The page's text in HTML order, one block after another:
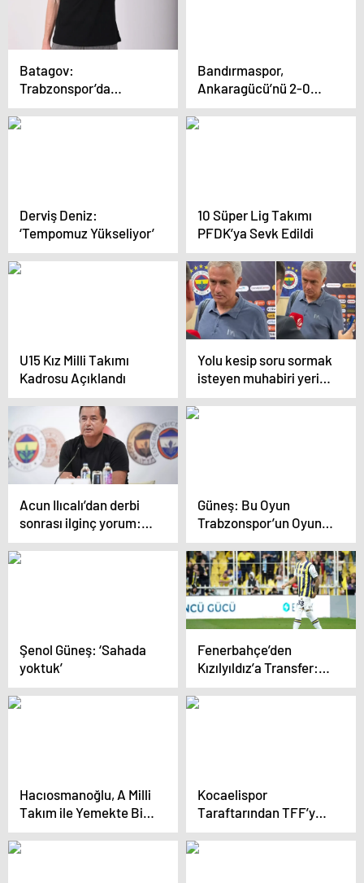
Batagov:
Trabzonspor’da
Şampiyonluk İstiyoruz
Bandırmaspor,
Ankaragücü’nü 2-0
Mağlup Etti
Derviş Deniz:
‘Tempomuz Yükseliyor’
10 Süper Lig Takımı
PFDK’ya Sevk Edildi
U15 Kız Milli Takımı
Kadrosu Açıklandı
Yolu kesip soru sormak
isteyen muhabiri yerin
dibine soktu: Sen
kimsin?
Acun Ilıcalı’dan derbi
sonrası ilginç yorum:
Osimhen çok mu iyi
oynadı?
Güneş: Bu Oyun
Trabzonspor’un Oyunu
Değil
Şenol Güneş: ‘Sahada
yoktuk’
Fenerbahçe’den
Kızılyıldız’a Transfer:
Rade Krunic Yeni
Takımında
Hacıosmanoğlu, A Milli
Takım ile Yemekte Bir
Araya Geldi
Kocaelispor
Taraftarından TFF’ye
Protesto: Siyah Çelenk
Bıraktılar